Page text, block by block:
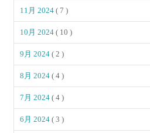
11月 2024( 7 )
10月 2024( 10 )
9月 2024( 2 )
8月 2024( 4 )
7月 2024( 4 )
6月 2024( 3 )